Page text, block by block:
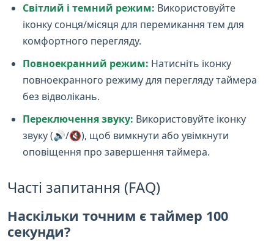
Світлий і темний режим: Використовуйте
іконку сонця/місяця для перемикання тем для
комфортного перегляду.
Повноекранний режим: Натисніть іконку
повноекранного режиму для перегляду таймера
без відволікань.
Переключення звуку: Використовуйте іконку
звуку (🔊/🔇), щоб вимкнути або увімкнути
оповіщення про завершення таймера.
Часті запитання (FAQ)
Наскільки точним є таймер 100
секунди?